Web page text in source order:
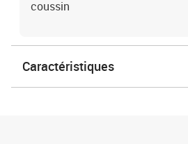
coussin
Caractéristiques